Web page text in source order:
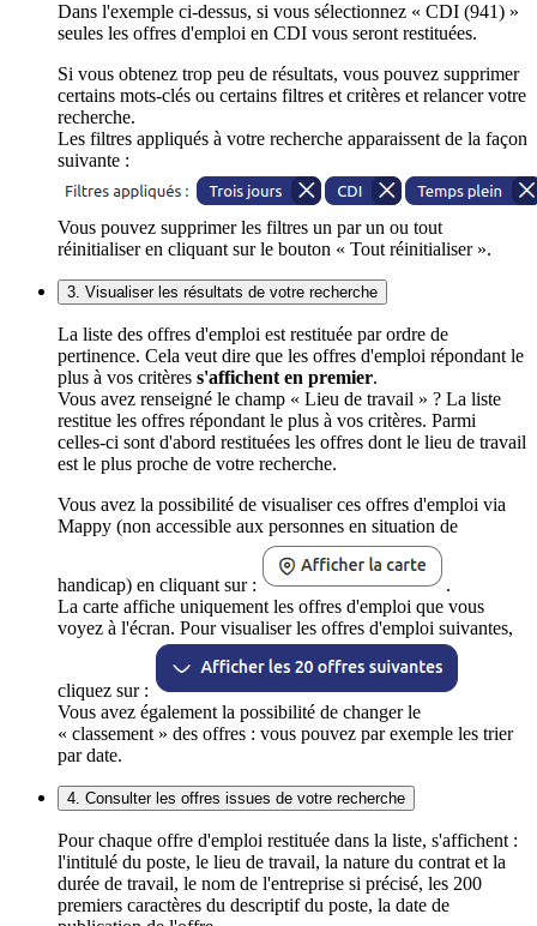
Dans l'exemple ci-dessus, si vous sélectionnez « CDI (941) »
seules les offres d'emploi en CDI vous seront restituées.
Si vous obtenez trop peu de résultats, vous pouvez supprimer
certains mots-clés ou certains filtres et critères et relancer votre
recherche.
Les filtres appliqués à votre recherche apparaissent de la façon
suivante :
Vous pouvez supprimer les filtres un par un ou tout
réinitialiser en cliquant sur le bouton « Tout réinitialiser ».
3. Visualiser les résultats de votre recherche
La liste des offres d'emploi est restituée par ordre de
pertinence. Cela veut dire que les offres d'emploi répondant le
plus à vos critères s'affichent en premier.
Vous avez renseigné le champ « Lieu de travail » ? La liste
restitue les offres répondant le plus à vos critères. Parmi
celles-ci sont d'abord restituées les offres dont le lieu de travail
est le plus proche de votre recherche.
Vous avez la possibilité de visualiser ces offres d'emploi via
Mappy (non accessible aux personnes en situation de
handicap) en cliquant sur :
.
La carte affiche uniquement les offres d'emploi que vous
voyez à l'écran. Pour visualiser les offres d'emploi suivantes,
cliquez sur :
Vous avez également la possibilité de changer le
« classement » des offres : vous pouvez par exemple les trier
par date.
4. Consulter les offres issues de votre recherche
Pour chaque offre d'emploi restituée dans la liste, s'affichent :
l'intitulé du poste, le lieu de travail, la nature du contrat et la
durée de travail, le nom de l'entreprise si précisé, les 200
premiers caractères du descriptif du poste, la date de